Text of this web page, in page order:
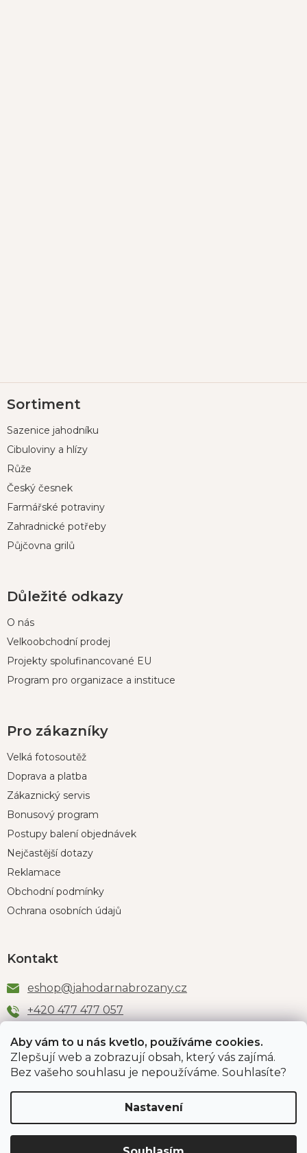
Aby vám to u nás kvetlo, používáme cookies.
Zlepšují web a zobrazují obsah, který vás zajímá.
Bez vašeho souhlasu je nepoužíváme. Souhlasíte?
Nastavení
á
a
Sortiment
Sazenice jahodníku
Cibuloviny a hlízy
Růže
Český česnek
Farmářské potraviny
Zahradnické potřeby
Půjčovna grilů
Důležité odkazy
O nás
Velkoobchodní prodej
Projekty spolufinancované EU
Program pro organizace a instituce
Pro zákazníky
Velká fotosoutěž
Doprava a platba
Zákaznický servis
Bonusový program
Postupy balení objednávek
Nejčastější dotazy
Reklamace
Obchodní podmínky
Ochrana osobních údajů
Kontakt
eshop@jahodarnabrozany.cz
+420 477 477 057
Odběr newsletteru